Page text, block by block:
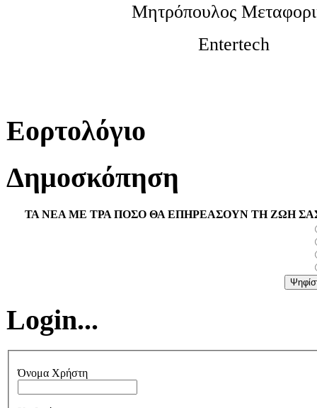
Μητρόπουλος
Entertech
Εορτολόγιο
Δημοσκόπηση
ΤΑ ΝΕΑ ΜΕ ΤΡΑ ΠΟΣΟ ΘΑ ΕΠΗΡΕΑΣΟΥΝ ΤΗ ΖΩΗ
Login...
Όνομα Χρήστη